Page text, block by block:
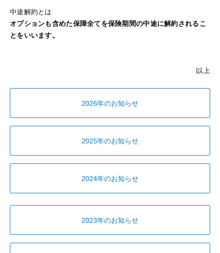
中途解約とは
オプションも含めた保障全てを保険期間の中途に解約されるこ
とをいいます。
以上
2026年のお知らせ
2025年のお知らせ
2024年のお知らせ
2023年のお知らせ